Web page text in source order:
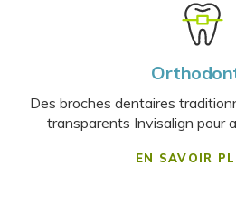
Des broches dentaires
transparents Invisalign pour
EN SAVOIR